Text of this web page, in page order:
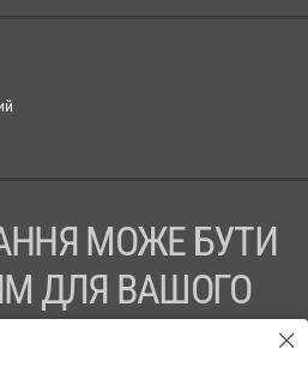
МОЖЕ БУТИ
ДЛЯ ВАШОГО